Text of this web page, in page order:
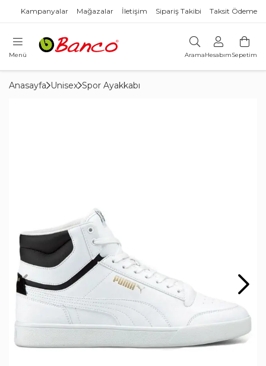
Kampanyalar Mağazalar İletişim Sipariş Takibi Taksit Ödeme
Menü AramaHesabımSepetim
Anasayfa Unisex Spor Ayakkabı